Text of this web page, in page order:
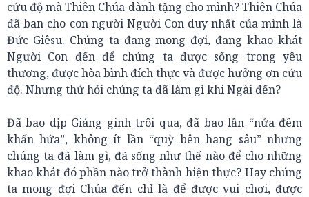
cứu độ mà Thiên Chúa dành tặng cho mình? Thiên Chúa
đã ban cho con người Người Con duy nhất của mình là
Đức Giêsu. Chúng ta đang mong đợi, đang khao khát
Người Con đến để chúng ta được sống trong yêu
thương, được hòa bình đích thực và được hưởng ơn cứu
độ. Nhưng thử hỏi chúng ta đã làm gì khi Ngài đến?
Đã bao dịp Giáng ginh trôi qua, đã bao lần “nửa đêm
khấn hứa”, không ít lần “quỳ bên hang sâu” nhưng
chúng ta đã làm gì, đã sống như thế nào để cho những
khao khát đó phần nào trở thành hiện thực? Hay chúng
ta mong đợi Chúa đến chỉ là để được vui chơi, được